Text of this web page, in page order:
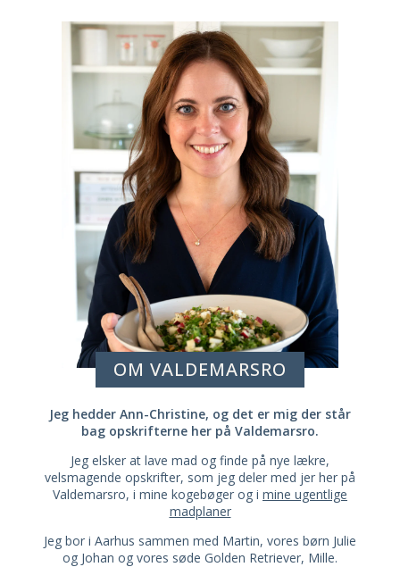
OM VALDEMARSRO
Jeg hedder Ann-Christine, og det er mig der står
bag opskrifterne her på Valdemarsro.
Jeg elsker at lave mad og finde på nye lækre,
velsmagende opskrifter, som jeg deler med jer her på
Valdemarsro, i mine kogebøger og i mine ugentlige
madplaner
Jeg bor i Aarhus sammen med Martin, vores børn Julie
og Johan og vores søde Golden Retriever, Mille.